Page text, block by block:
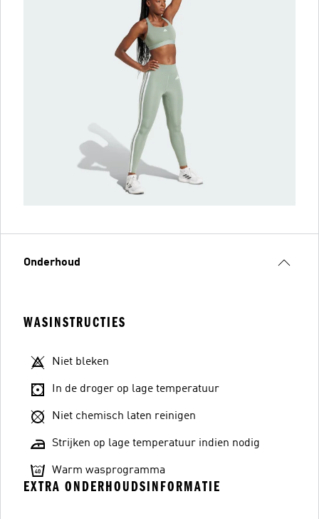
Onderhoud
WASINSTRUCTIES
Niet bleken
In de droger op lage temperatuur
Niet chemisch laten reinigen
Strijken op lage temperatuur indien nodig
Warm wasprogramma
EXTRA ONDERHOUDSINFORMATIE